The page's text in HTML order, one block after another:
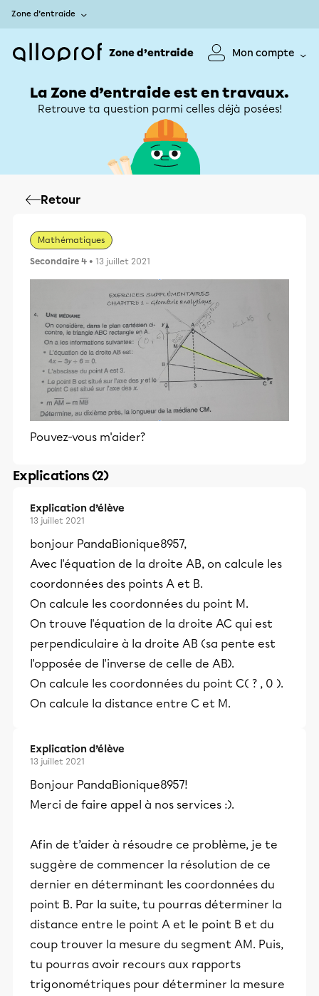
Zone d’entraide
Zone d’entraide Mon compte
La Zone d’entraide est en travaux.
Retrouve ta question parmi celles déjà posées!
Retour
Mathématiques
Secondaire 4 • 13 juillet 2021
Pouvez-vous m'aider?
Explications (2)
Explication d’élève
13 juillet 2021
bonjour PandaBionique8957,
Avec l'équation de la droite AB, on calcule les
coordonnées des points A et B.
On calcule les coordonnées du point M.
On trouve l'équation de la droite AC qui est
perpendiculaire à la droite AB (sa pente est
l'opposée de l'inverse de celle de AB).
On calcule les coordonnées du point C( ? , 0 ).
On calcule la distance entre C et M.
Explication d’élève
13 juillet 2021
Bonjour PandaBionique8957!
Merci de faire appel à nos services :).
Afin de t’aider à résoudre ce problème, je te
suggère de commencer la résolution de ce
dernier en déterminant les coordonnées du
point B. Par la suite, tu pourras déterminer la
distance entre le point A et le point B et du
coup trouver la mesure du segment AM. Puis,
tu pourras avoir recours aux rapports
trigonométriques pour déterminer la mesure